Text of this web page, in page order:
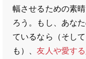
幅させるための素
ろう。もし、あな
ているなら（そし
も）、友人や愛す